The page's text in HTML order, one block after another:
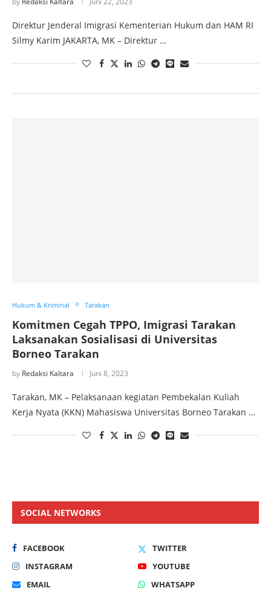
Direktur Jenderal Imigrasi Kementerian Hukum dan HAM RI
Silmy Karim JAKARTA, MK – Direktur …
Hukum & Kriminal Tarakan
Komitmen Cegah TPPO, Imigrasi Tarakan
Laksanakan Sosialisasi di Universitas
Borneo Tarakan
by Redaksi Kaltara Juni 8, 2023
Tarakan, MK – Pelaksanaan kegiatan Pembekalan Kuliah
Kerja Nyata (KKN) Mahasiswa Universitas Borneo Tarakan …
SOCIAL NETWORKS
FACEBOOK
TWITTER
INSTAGRAM
YOUTUBE
EMAIL
WHATSAPP